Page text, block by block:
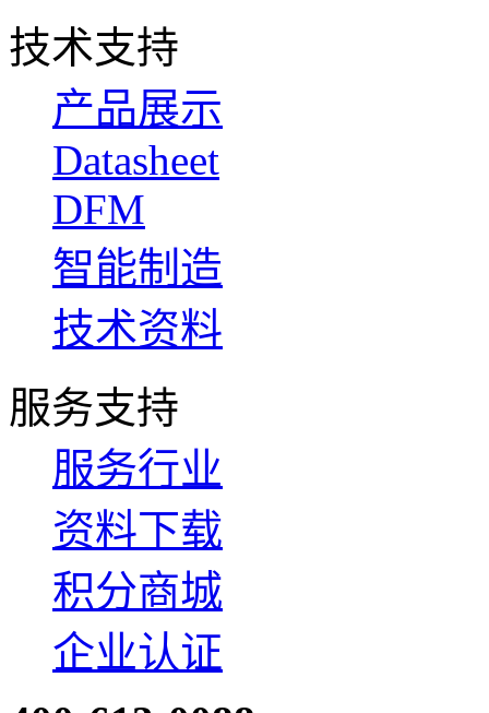
技术支持
产品展示
Datasheet
DFM
智能制造
技术资料
服务支持
服务行业
资料下载
积分商城
企业认证